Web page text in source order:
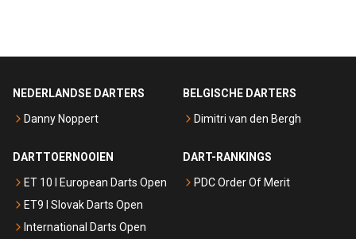
NEDERLANDSE DARTERS
Danny Noppert
BELGISCHE DARTERS
Dimitri van den Bergh
DARTTOERNOOIEN
ET 10 I European Darts Open
ET9 I Slovak Darts Open
International Darts Open
DART-RANKINGS
PDC Order Of Merit